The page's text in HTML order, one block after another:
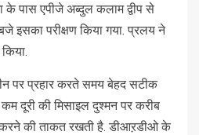
के पास एपीजे अब्दुल कलाम द्वीप से
इसका परीक्षण किया गया. प्रलय ने
पर प्रहार करते समय बेहद सटीक
दूरी की मिसाइल दुश्मन पर करीब
करने की ताकत रखती है. डीआऱडीओ के